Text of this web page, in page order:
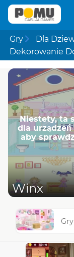
Gry Dla
Dekorowanie
Niestety, ta
dla
aby
Winx